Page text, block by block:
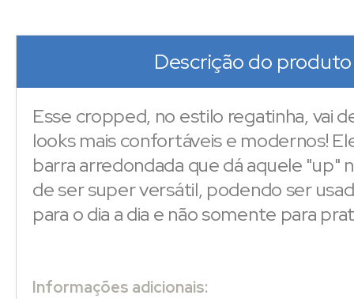
Descrição do produto
Esse cropped, no estilo regatinha, vai
looks mais confortáveis e modernos!
barra arredondada que dá aquele "up"
de ser super versátil, podendo ser
para o dia a dia e não somente para
Informações adicionais: